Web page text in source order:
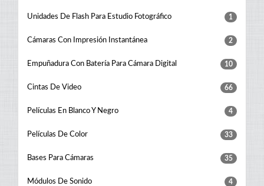
Unidades De Flash Para Estudio Fotográfico 1
Cámaras Con Impresión Instantánea 2
Empuñadura Con Batería Para Cámara Digital 10
Cintas De Video 66
Películas En Blanco Y Negro 4
Películas De Color 33
Bases Para Cámaras 35
Módulos De Sonido 4